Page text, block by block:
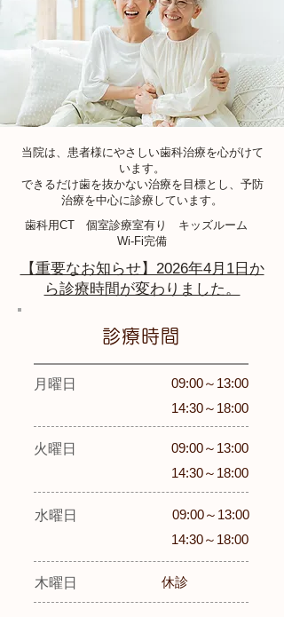
当院は、患者様にやさしい歯科治療を心がけて
います。
できるだけ歯を抜かない治療を目標とし、予防
治療を中心に診療しています。
歯科用CT 個室診療室有り キッズルーム
Wi-Fi完備
【重要なお知らせ】2026年4月1日か
ら診療時間が変わりました。
診療時間
​月曜日
09:00～13:00
14:30～18:00
14:30～18:00
​火曜日 09:00～13:00
​水曜日
09:00～13:00
14:30～18:00
​木曜日 休診